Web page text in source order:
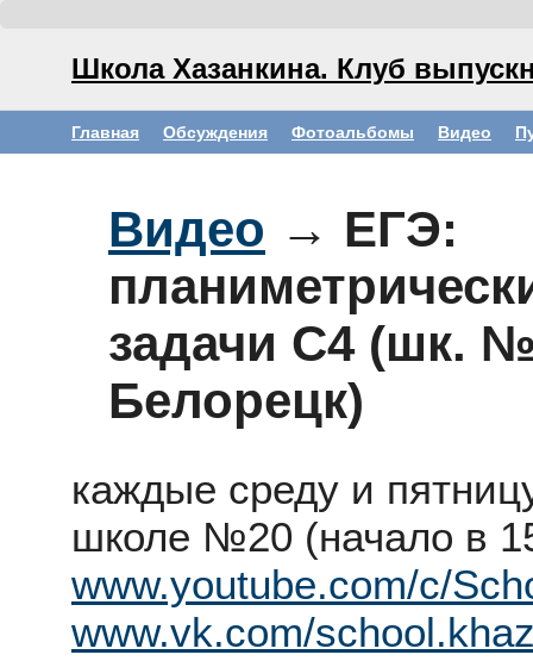
Школа Хазанкина. Клуб
Главная Обсуждения Фотоальбомы Видео
Видео → ЕГЭ:
задачи C4 (шк.
Белорецк)
каждые среду и
школе №20 (начало в
www.youtube.com/c/
www.vk.com/